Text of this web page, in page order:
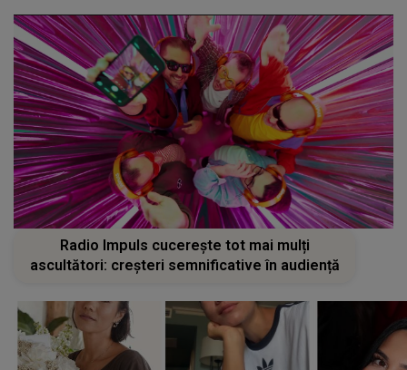
Radio Impuls cucerește tot mai mulți
ascultători: creșteri semnificative în audiență